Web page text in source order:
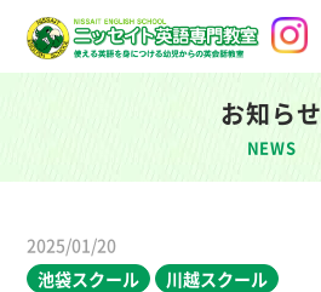
お知らせ
NEWS
2025/01/20
池袋スクール
川越スクール